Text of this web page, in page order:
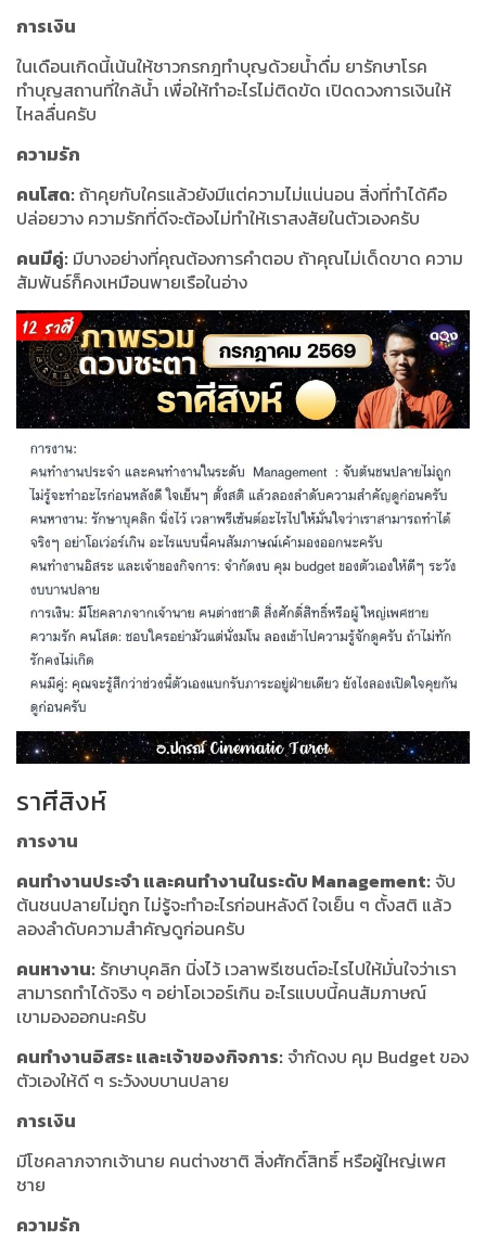
การเงิน
ในเดือนเกิดนี้เน้นให้ชาวกรกฎทำบุญด้วยน้ำดื่ม ยารักษาโรค
ทำบุญสถานที่ใกล้น้ำ เพื่อให้ทำอะไรไม่ติดขัด เปิดดวงการเงินให้
ไหลลื่นครับ
ความรัก
คนโสด:ถ้าคุยกับใครแล้วยังมีแต่ความไม่แน่นอน สิ่งที่ทำได้คือ
ปล่อยวาง ความรักที่ดีจะต้องไม่ทำให้เราสงสัยในตัวเองครับ
คนมีคู่: มีบางอย่างที่คุณต้องการคำตอบ ถ้าคุณไม่เด็ดขาด ความ
สัมพันธ์ก็คงเหมือนพายเรือในอ่าง
ราศีสิงห์
การงาน
คนทำงานประจำ และคนทำงานในระดับ Management:จับ
ต้นชนปลายไม่ถูก ไม่รู้จะทำอะไรก่อนหลังดี ใจเย็น ๆ ตั้งสติ แล้ว
ลองลำดับความสำคัญดูก่อนครับ
คนหางาน: รักษาบุคลิก นิ่งไว้ เวลาพรีเซนต์อะไรไปให้มั่นใจว่าเรา
สามารถทำได้จริง ๆ อย่าโอเวอร์เกิน อะไรแบบนี้คนสัมภาษณ์
เขามองออกนะครับ
คนทำงานอิสระ และเจ้าของกิจการ:จำกัดงบ คุม Budget ของ
ตัวเองให้ดี ๆ ระวังงบบานปลาย
การเงิน
มีโชคลาภจากเจ้านาย คนต่างชาติ สิ่งศักดิ์สิทธิ์ หรือผู้ใหญ่เพศ
ชาย
ความรัก